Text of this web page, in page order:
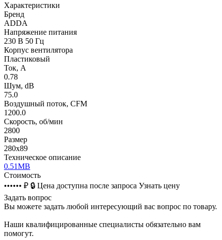
Характеристики
Бренд
ADDA
Напряжение питания
230 В 50 Гц
Корпус вентилятора
Пластиковый
Ток, А
0.78
Шум, dB
75.0
Воздушный поток, CFM
1200.0
Скорость, об/мин
2800
Размер
280х89
Техническое описание
0.51MB
Стоимость
•••••• ₽ 🔒 Цена доступна после запроса Узнать цену
Задать вопрос
Вы можете задать любой интересующий вас вопрос по товару.
Наши квалифицированные специалисты обязательно вам
помогут.